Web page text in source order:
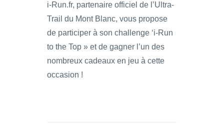
i-Run.fr, partenaire officiel de l’Ultra-
Trail du Mont Blanc, vous propose
de participer à son challenge ‘i-Run
to the Top » et de gagner l’un des
nombreux cadeaux en jeu à cette
occasion !